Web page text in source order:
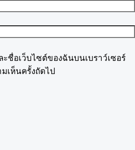
ชื่อเว็บไซต์ของฉันบนเบราว์เซอร์
เห็นครั้งถัดไป